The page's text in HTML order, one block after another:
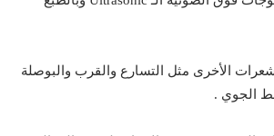
الأخرى مثل التسارع والقرب والبوصلة
الجوي .